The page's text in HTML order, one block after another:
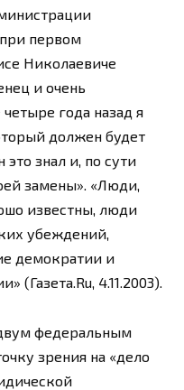
первом
Николаевиче
и очень
года назад я
должен будет
это знал и, по сути
замены». «Люди,
известны, люди
убеждений,
демократии и
(Газета.Ru, 4.11.2003).
федеральным
зрения на «дело